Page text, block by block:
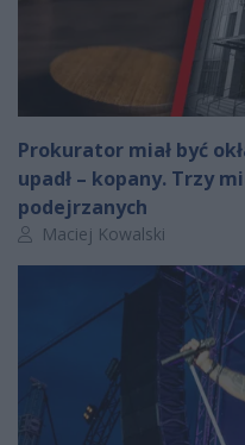
Prokurator miał być
upadł – kopany. Trzy
podejrzanych
Autor artykułu:
Maciej Kowalski